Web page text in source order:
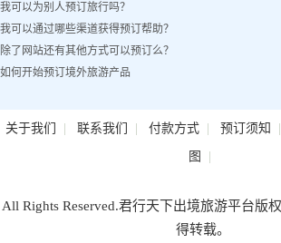
办？
我可以为别人预订旅行吗？
我可以通过哪些渠道获得预订帮助？
除了网站还有其他方式可以预订么？
如何开始预订境外旅游产品
关于我们 | 联系我们 | 付款方式| 预订须知
图 |
All Rights Reserved.君行天下出境旅游平台版
得转载。